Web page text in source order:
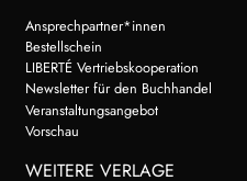
Ansprechpartner*innen
Bestellschein
LIBERTÉ Vertriebskooperation
Newsletter für den Buchhandel
Veranstaltungsangebot
Vorschau
WEITERE VERLAGE